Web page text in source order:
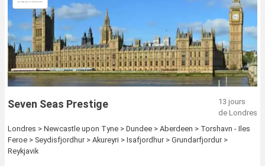
Seven Seas Prestige
13 jours
de Londres
Londres > Newcastle upon Tyne > Dundee > Aberdeen > Torshavn - Iles
Feroe > Seydisfjordhur > Akureyri > Isafjordhur > Grundarfjordur >
Reykjavik